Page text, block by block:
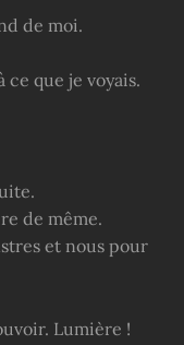
de moi.
que je voyais.
de même.
et nous pour
Lumière !